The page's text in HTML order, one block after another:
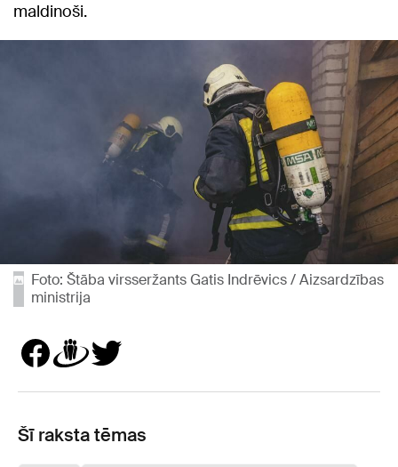
maldinoši.
Foto: Štāba virsseržants Gatis Indrēvics / Aizsardzības
ministrija
Šī raksta tēmas